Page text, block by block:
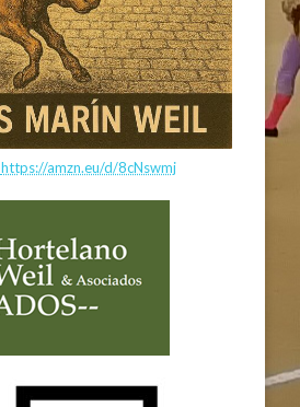
https://amzn.eu/d/8cNswmj